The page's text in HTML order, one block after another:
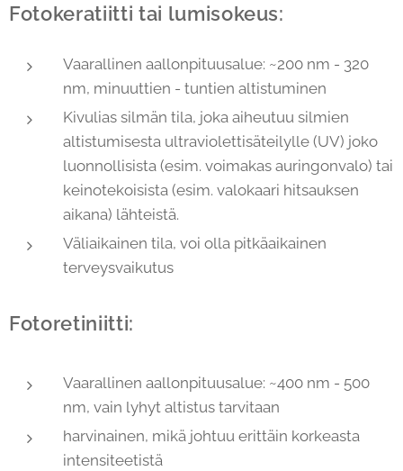
Fotokeratiitti tai lumisokeus:
Vaarallinen aallonpituusalue: ~200 nm - 320
nm, minuuttien - tuntien altistuminen
Kivulias silmän tila, joka aiheutuu silmien
altistumisesta ultraviolettisäteilylle (UV) joko
luonnollisista (esim. voimakas auringonvalo) tai
keinotekoisista (esim. valokaari hitsauksen
aikana) lähteistä.
Väliaikainen tila, voi olla pitkäaikainen
terveysvaikutus
Fotoretiniitti:
Vaarallinen aallonpituusalue: ~400 nm - 500
nm, vain lyhyt altistus tarvitaan
harvinainen, mikä johtuu erittäin korkeasta
intensiteetistä